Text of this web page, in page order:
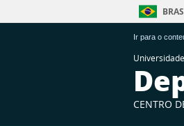
Ir para o
CENTRO